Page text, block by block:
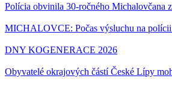
Polícia obvinila 30-ročného Michalovčana
MICHALOVCE: Počas výsluchu na polícii
DNY KOGENERACE 2026
Obyvatelé okrajových částí České Lípy